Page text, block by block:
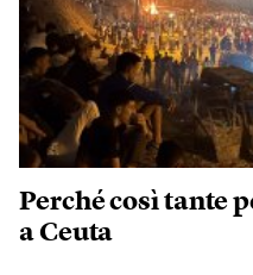
Perché così tante
a Ceuta